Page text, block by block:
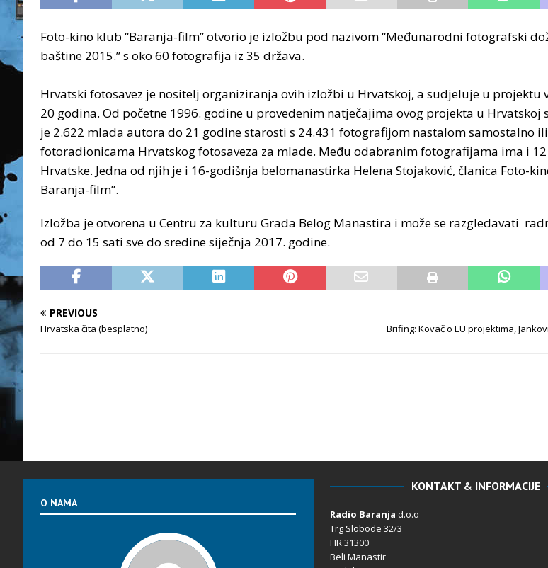
Foto-kino klub “Baranja-film” otvorio je izložbu pod nazivom “Međunarodni fotografski
baštine 2015.” s oko 60 fotografija iz 35 država.
Hrvatski fotosavez je nositelj organiziranja ovih izložbi u Hrvatskoj, a sudjeluje u projektu
20 godina. Od početne 1996. godine u provedenim natječajima ovog projekta u Hrvatskoj
je 2.622 mlada autora do 21 godine starosti s 24.431 fotografijom nastalom samostalno
fotoradionicama Hrvatskog fotosaveza za mlade. Među odabranim fotografijama ima i
Hrvatske. Jedna od njih je i 16-godišnja belomanastirka Helena Stojaković, članica Foto-
Baranja-film”.
Izložba je otvorena u Centru za kulturu Grada Belog Manastira i može se razgledavati
od 7 do 15 sati sve do sredine siječnja 2017. godine.
PREVIOUS
Hrvatska čita (besplatno) Brifing: Kovač o EU projektima,
O NAMA
KONTAKT & INFORMACIJE
Radio Baranja d.o.o
Trg Slobode 32/3
HR 31300
Beli Manastir